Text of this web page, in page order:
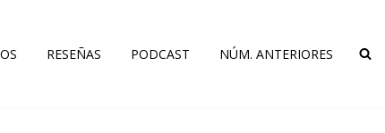
RESEÑAS PODCAST NÚM. ANTERIORES